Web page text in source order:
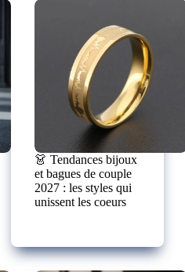
👗 Tendances bijoux
et bagues de couple
2027 : les styles qui
unissent les coeurs